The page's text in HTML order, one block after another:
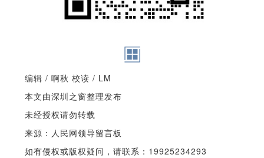
编辑 / 啊秋 校读 / LM
本文由深圳之窗整理发布
未经授权请勿转载
来源：人民网领导留言板
如有侵权或版权疑问，请联系：19925234293